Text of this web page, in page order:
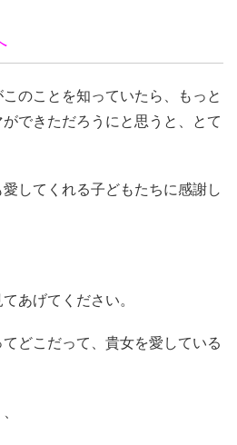
のことを知っていたら、もっと
できただろうにと思うと、とて
してくれる子どもたちに感謝し
あげてください。
どこだって、貴女を愛している